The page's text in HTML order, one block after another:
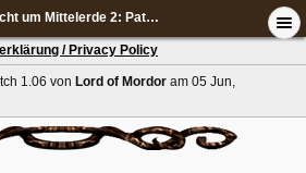
Schlacht um Mittelerde 2: Patch 1.06
/ Privacy Policy
1.06 von Lord of Mordor am 05 Jun,